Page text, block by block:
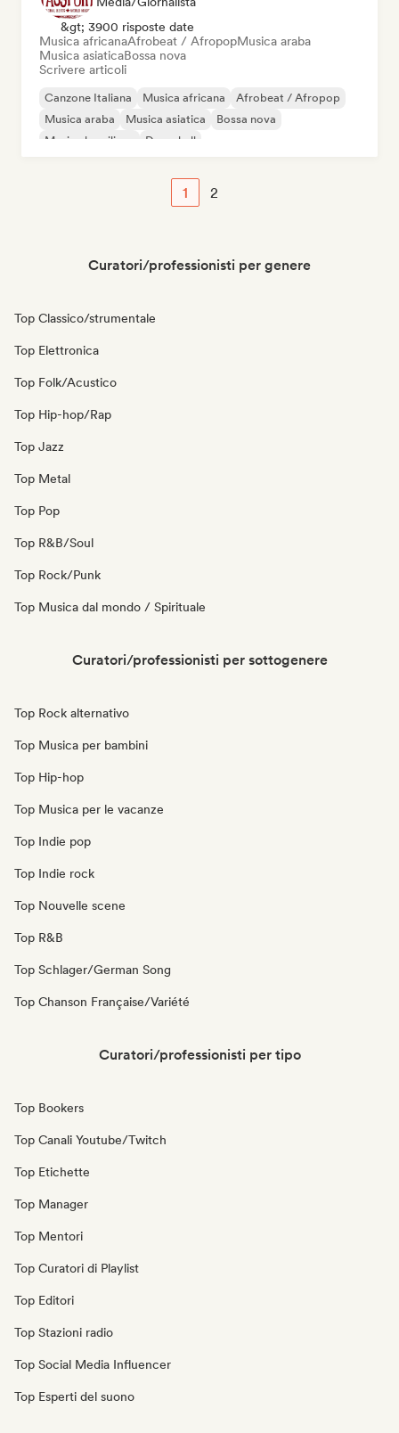
&gt; 3900 risposte date
Musica africanaAfrobeat / AfropopMusica araba
Musica asiaticaBossa nova
Scrivere articoli
Canzone Italiana Musica africana
Afrobeat / Afropop
Musica araba
Musica asiatica
Bossa nova
Musica brasiliana
Dancehall
1 2
Curatori/professionisti per genere
Top Classico/strumentale
Top Elettronica
Top Folk/Acustico
Top Hip-hop/Rap
Top Jazz
Top Metal
Top Pop
Top R&B/Soul
Top Rock/Punk
Top Musica dal mondo / Spirituale
Curatori/professionisti per sottogenere
Top Rock alternativo
Top Musica per bambini
Top Hip-hop
Top Musica per le vacanze
Top Indie pop
Top Indie rock
Top Nouvelle scene
Top R&B
Top Schlager/German Song
Top Chanson Française/Variété
Curatori/professionisti per tipo
Top Bookers
Top Canali Youtube/Twitch
Top Etichette
Top Manager
Top Mentori
Top Curatori di Playlist
Top Editori
Top Stazioni radio
Top Social Media Influencer
Top Esperti del suono